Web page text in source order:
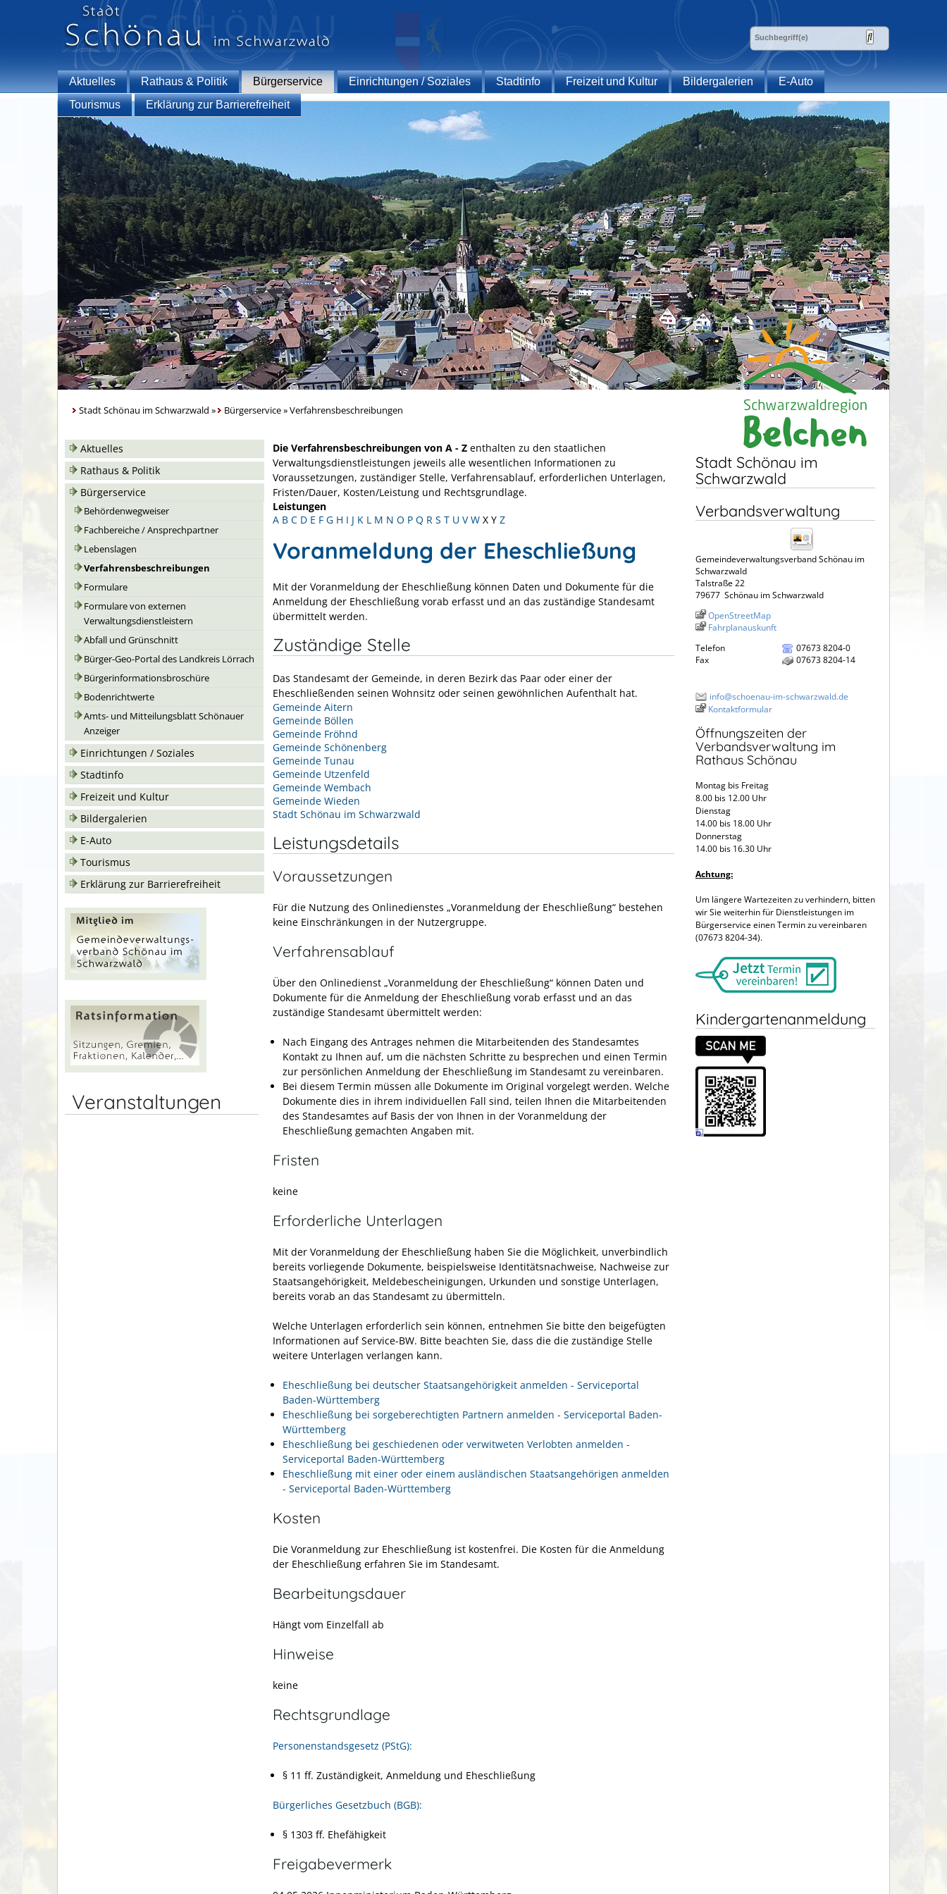
Aktuelles Rathaus & Politik Bürgerservice Einrichtungen / Soziales Stadtinfo Freizeit und Kultur Bildergalerien
E-Auto
Tourismus
Erklärung zur Barrierefreiheit
Stadt Schönau im Schwarzwald » Bürgerservice»Verfahrensbeschreibungen
Aktuelles
Rathaus & Politik
Bürgerservice
Behördenwegweiser
Fachbereiche / Ansprechpartner
Lebenslagen
Verfahrensbeschreibungen
Formulare
Formulare von externen
Verwaltungsdienstleistern
Abfall und Grünschnitt
Bürger-Geo-Portal des Landkreis Lörrach
Bürgerinformationsbroschüre
Bodenrichtwerte
Amts- und Mitteilungsblatt Schönauer
Anzeiger
Einrichtungen / Soziales
Stadtinfo
Freizeit und Kultur
Bildergalerien
E-Auto
Tourismus
Erklärung zur Barrierefreiheit
Veranstaltungen
Die Verfahrensbeschreibungen von A - Z enthalten zu den staatlichen
Verwaltungsdienstleistungen jeweils alle wesentlichen Informationen zu
Voraussetzungen, zuständiger Stelle, Verfahrensablauf, erforderlichen Unterlagen,
Fristen/Dauer, Kosten/Leistung und Rechtsgrundlage.
Leistungen
A B C D E F G H I J K L M N O P Q R S T U V W X Y Z
Voranmeldung der Eheschließung
Mit der Voranmeldung der Eheschließung können Daten und Dokumente für die
Anmeldung der Eheschließung vorab erfasst und an das zuständige Standesamt
übermittelt werden.
Zuständige Stelle
Das Standesamt der Gemeinde, in deren Bezirk das Paar oder einer der
Eheschließenden seinen Wohnsitz oder seinen gewöhnlichen Aufenthalt hat.
Gemeinde Aitern
Gemeinde Böllen
Gemeinde Fröhnd
Gemeinde Schönenberg
Gemeinde Tunau
Gemeinde Utzenfeld
Gemeinde Wembach
Gemeinde Wieden
Stadt Schönau im Schwarzwald
Leistungsdetails
Voraussetzungen
Für die Nutzung des Onlinedienstes „Voranmeldung der Eheschließung“ bestehen
keine Einschränkungen in der Nutzergruppe.
Verfahrensablauf
Über den Onlinedienst „Voranmeldung der Eheschließung“ können Daten und
Dokumente für die Anmeldung der Eheschließung vorab erfasst und an das
zuständige Standesamt übermittelt werden:
Nach Eingang des Antrages nehmen die Mitarbeitenden des Standesamtes
Kontakt zu Ihnen auf, um die nächsten Schritte zu besprechen und einen Termin
zur persönlichen Anmeldung der Eheschließung im Standesamt zu vereinbaren.
Bei diesem Termin müssen alle Dokumente im Original vorgelegt werden. Welche
Dokumente dies in ihrem individuellen Fall sind, teilen Ihnen die Mitarbeitenden
des Standesamtes auf Basis der von Ihnen in der Voranmeldung der
Eheschließung gemachten Angaben mit.
Fristen
keine
Erforderliche Unterlagen
Mit der Voranmeldung der Eheschließung haben Sie die Möglichkeit, unverbindlich
bereits vorliegende Dokumente, beispielsweise Identitätsnachweise, Nachweise zur
Staatsangehörigkeit, Meldebescheinigungen, Urkunden und sonstige Unterlagen,
bereits vorab an das Standesamt zu übermitteln.
Welche Unterlagen erforderlich sein können, entnehmen Sie bitte den beigefügten
Informationen auf Service-BW. Bitte beachten Sie, dass die die zuständige Stelle
weitere Unterlagen verlangen kann.
Eheschließung bei deutscher Staatsangehörigkeit anmelden - Serviceportal
Baden-Württemberg
Eheschließung bei sorgeberechtigten Partnern anmelden - Serviceportal Baden-
Württemberg
Eheschließung bei geschiedenen oder verwitweten Verlobten anmelden -
Serviceportal Baden-Württemberg
Eheschließung mit einer oder einem ausländischen Staatsangehörigen anmelden
- Serviceportal Baden-Württemberg
Kosten
Die Voranmeldung zur Eheschließung ist kostenfrei. Die Kosten für die Anmeldung
der Eheschließung erfahren Sie im Standesamt.
Bearbeitungsdauer
Hängt vom Einzelfall ab
Hinweise
keine
Rechtsgrundlage
Personenstandsgesetz (PStG):
§ 11 ff. Zuständigkeit, Anmeldung und Eheschließung
Bürgerliches Gesetzbuch (BGB):
§ 1303 ff. Ehefähigkeit
Freigabevermerk
Stadt Schönau im
Schwarzwald
Verbandsverwaltung
Gemeindeverwaltungsverband Schönau im
Schwarzwald
Talstraße 22
79677 Schönau im Schwarzwald
OpenStreetMap
Fahrplanauskunft
Telefon
07673 8204-0
Fax
07673 8204-14
info@schoenau-im-schwarzwald.de
Kontaktformular
Öffnungszeiten der
Verbandsverwaltung im
Rathaus Schönau
Montag bis Freitag
8.00 bis 12.00 Uhr
Dienstag
14.00 bis 18.00 Uhr
Donnerstag
14.00 bis 16.30 Uhr
Achtung:
Um längere Wartezeiten zu verhindern, bitten
wir Sie weiterhin für Dienstleistungen im
Bürgerservice einen Termin zu vereinbaren
(07673 8204-34).
Kindergartenanmeldung